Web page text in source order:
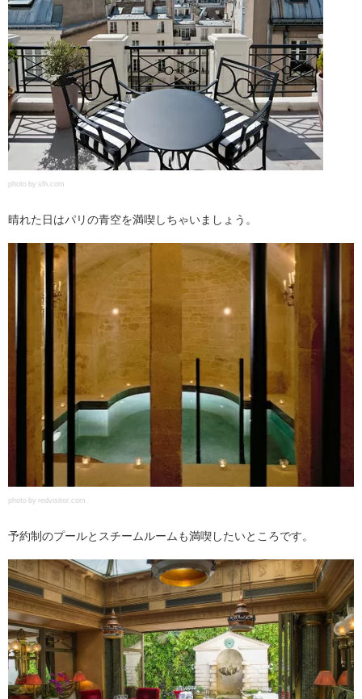
photo by slh.com
晴れた日はパリの青空を満喫しちゃいましょう。
photo by redvisitor.com
予約制のプールとスチームルームも満喫したいところです。